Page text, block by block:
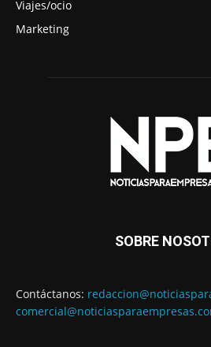
Viajes/ocio
Marketing
SOBRE
Contáctanos: